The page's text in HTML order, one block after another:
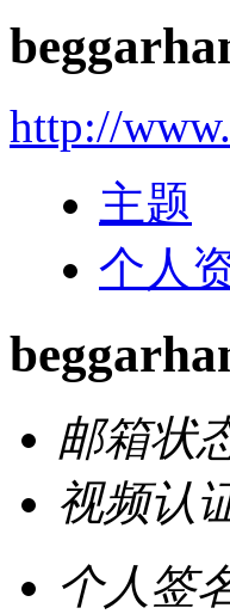
http://
主题
个人
邮箱状
视频认
个人签